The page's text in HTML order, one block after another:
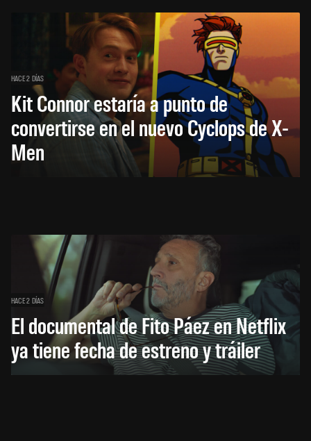
HACE 2 DÍAS
Kit Connor estaría a punto de
convertirse en el nuevo Cyclops de X-
Men
HACE 2 DÍAS
El documental de Fito Páez en Netflix
ya tiene fecha de estreno y tráiler